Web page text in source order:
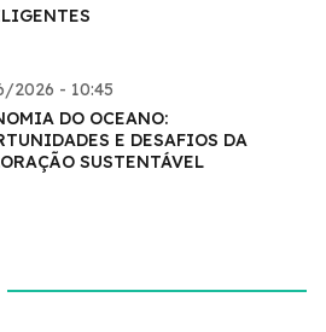
2026 - 10:45
DO OCEANO:
E DESAFIOS DA
SUSTENTÁVEL